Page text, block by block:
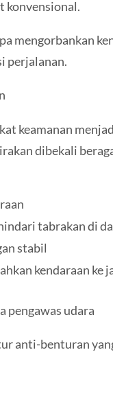
konvensional.
mengorbankan
perjalanan.
keamanan
dibekali
tabrakan di
stabil
kendaraan ke
pengawas udara
anti-benturan